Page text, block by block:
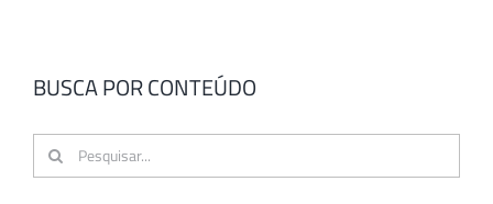
BUSCA POR CONTEÚDO
Buscar
resultados